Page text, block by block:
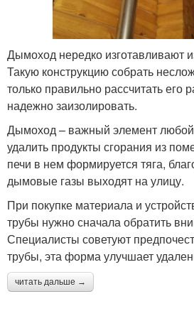
Дымоход нередко изготавливают
Такую конструкцию собрать
только правильно рассчитать его
надежно заизолировать.
Дымоход – важный элемент
удалить продукты сгорания из
печи в нем формируется тяга,
дымовые газы выходят на улицу.
При покупке материала и
трубы нужно сначала обратить
Специалисты советуют
трубы, эта форма улучшает
читать дальше →